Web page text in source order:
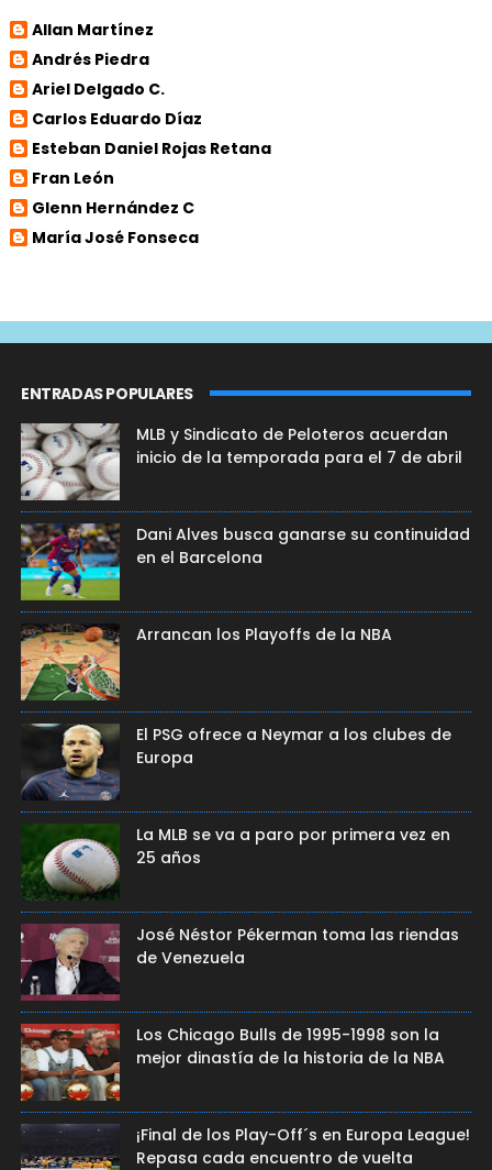
Allan Martínez
Andrés Piedra
Ariel Delgado C.
Carlos Eduardo Díaz
Esteban Daniel Rojas Retana
Fran León
Glenn Hernández C
María José Fonseca
ENTRADAS POPULARES
MLB y Sindicato de Peloteros acuerdan
inicio de la temporada para el 7 de abril
Dani Alves busca ganarse su continuidad
en el Barcelona
Arrancan los Playoffs de la NBA
El PSG ofrece a Neymar a los clubes de
Europa
La MLB se va a paro por primera vez en
25 años
José Néstor Pékerman toma las riendas
de Venezuela
Los Chicago Bulls de 1995-1998 son la
mejor dinastía de la historia de la NBA
¡Final de los Play-Off´s en Europa League!
Repasa cada encuentro de vuelta